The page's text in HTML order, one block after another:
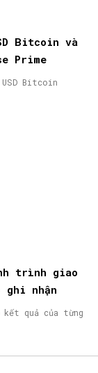
Bitcoin và
Prime
Bitcoin
trình giao
nhận
quả của từng